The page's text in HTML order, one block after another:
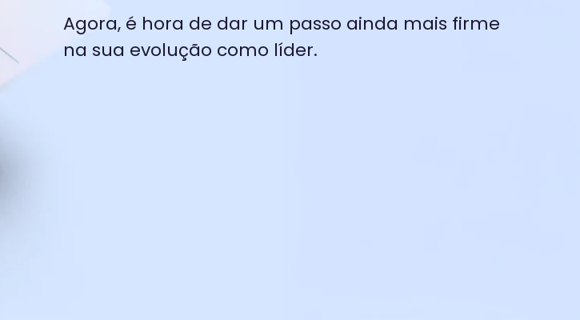
Agora, é hora de dar um passo ainda mais firme
na sua evolução como líder.